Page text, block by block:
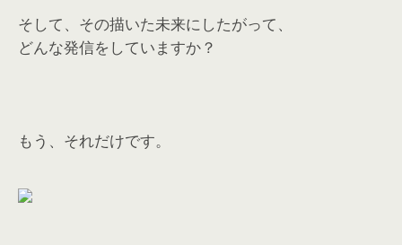
そして、その描いた未来にしたがって、
どんな発信をしていますか？
もう、それだけです。